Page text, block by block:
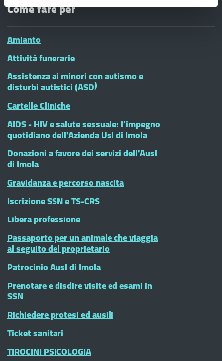
Come fare per
Amianto
Attività funerarie
Assistenza ai minori con autismo e
disturbi autistici (ASD)
Cartelle Cliniche
AIDS - HIV e salute sessuale: l’impegno
quotidiano dell'Azienda Usl di Imola
Donazioni a favore dei servizi dell'Ausl
di Imola
Gravidanza e percorso nascita
Iscrizione SSN e TS-CRS
Libera professione
Passaporto per un animale che viaggia
al seguito del proprietario
Patrocinio Ausl di Imola
Prenotare e disdire visite ed esami in
SSN
Richiedere protesi ed ausili
Ticket sanitari
TIROCINI PSICOLOGIA